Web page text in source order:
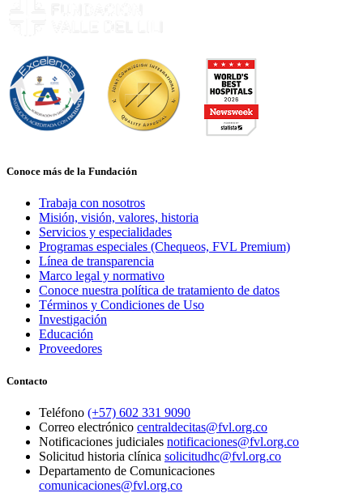
Conoce más de la Fundación
Trabaja con nosotros
Misión, visión, valores, historia
Servicios y especialidades
Programas especiales (Chequeos, FVL Premium)
Línea de transparencia
Marco legal y normativo
Conoce nuestra política de tratamiento de datos
Términos y Condiciones de Uso
Investigación
Educación
Proveedores
Contacto
Teléfono (+57) 602 331 9090
Correo electrónico centraldecitas@fvl.org.co
Notificaciones judiciales notificaciones@fvl.org.co
Solicitud historia clínica solicitudhc@fvl.org.co
Departamento de Comunicaciones
comunicaciones@fvl.org.co